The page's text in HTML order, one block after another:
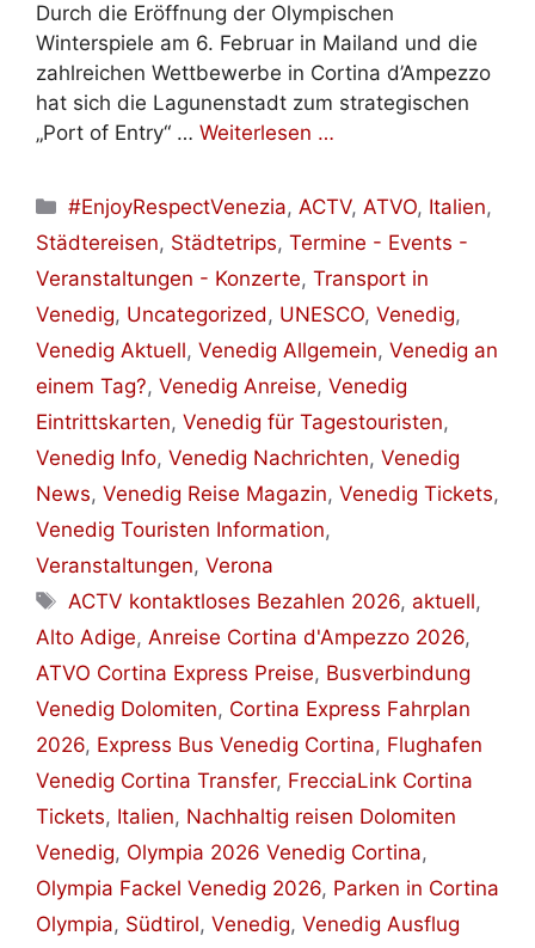
Durch die Eröffnung der Olympischen
Winterspiele am 6. Februar in Mailand und die
zahlreichen Wettbewerbe in Cortina d’Ampezzo
hat sich die Lagunenstadt zum strategischen
„Port of Entry“ … Weiterlesen …
Kategorien
#EnjoyRespectVenezia,ACTV,ATVO, Italien,
Städtereisen, Städtetrips, Termine - Events -
Veranstaltungen - Konzerte, Transport in
Venedig, Uncategorized, UNESCO, Venedig,
Venedig Aktuell, Venedig Allgemein, Venedig an
einem Tag?, Venedig Anreise, Venedig
Eintrittskarten, Venedig für Tagestouristen,
Venedig Info, Venedig Nachrichten, Venedig
News, Venedig Reise Magazin, Venedig Tickets,
Venedig Touristen Information,
Veranstaltungen, Verona
Schlagwörter
ACTV kontaktloses Bezahlen 2026, aktuell,
Alto Adige, Anreise Cortina d'Ampezzo 2026,
ATVO Cortina Express Preise, Busverbindung
Venedig Dolomiten, Cortina Express Fahrplan
2026, Express Bus Venedig Cortina, Flughafen
Venedig Cortina Transfer, FrecciaLink Cortina
Tickets, Italien, Nachhaltig reisen Dolomiten
Venedig, Olympia 2026 Venedig Cortina,
Olympia Fackel Venedig 2026, Parken in Cortina
Olympia, Südtirol, Venedig, Venedig Ausflug